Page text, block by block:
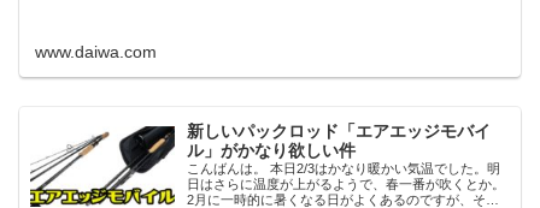
www.daiwa.com
新しいパックロッド「エアエッジモバイ
ル」がかなり欲しい件
こんばんは。 本日2/3はかなり暖かい気温でした。明
日はさらに温度が上がるようで、春一番が吹くとか。
2月に一時的に暑くなる日がよくあるのですが、そう